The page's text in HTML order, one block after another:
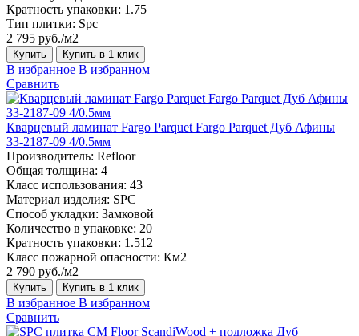
Кратность упаковки: 1.75
Тип плитки: Spc
2 795 руб./м2
Купить Купить в 1 клик
В избранное В избранном
Сравнить
Кварцевый ламинат Fargo Parquet Fargo Parquet Дуб Афины
33-2187-09 4/0.5мм
Производитель: Refloor
Общая толщина: 4
Класс использования: 43
Материал изделия: SPC
Способ укладки: Замковой
Количество в упаковке: 20
Кратность упаковки: 1.512
Класс пожарной опасности: Км2
2 790 руб./м2
Купить Купить в 1 клик
В избранное В избранном
Сравнить